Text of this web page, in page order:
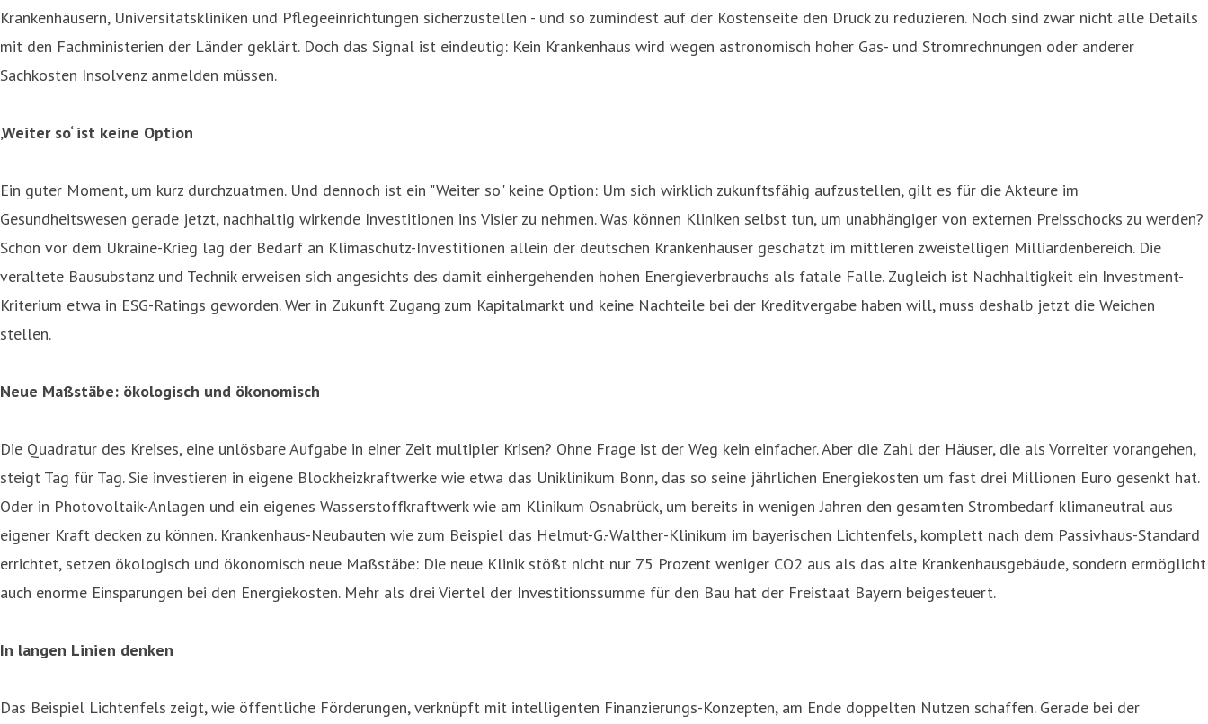
Krankenhäusern, Universitätskliniken und Pflegeeinrichtungen sicherzustellen - und so zumindest auf der Kostenseite den Druck zu reduzieren. Noch sind zwar nicht alle Details
mit den Fachministerien der Länder geklärt. Doch das Signal ist eindeutig: Kein Krankenhaus wird wegen astronomisch hoher Gas- und Stromrechnungen oder anderer
Sachkosten Insolvenz anmelden müssen.
‚Weiter so‘ ist keine Option
Ein guter Moment, um kurz durchzuatmen. Und dennoch ist ein "Weiter so" keine Option: Um sich wirklich zukunftsfähig aufzustellen, gilt es für die Akteure im
Gesundheitswesen gerade jetzt, nachhaltig wirkende Investitionen ins Visier zu nehmen. Was können Kliniken selbst tun, um unabhängiger von externen Preisschocks zu werden?
Schon vor dem Ukraine-Krieg lag der Bedarf an Klimaschutz-Investitionen allein der deutschen Krankenhäuser geschätzt im mittleren zweistelligen Milliardenbereich. Die
veraltete Bausubstanz und Technik erweisen sich angesichts des damit einhergehenden hohen Energieverbrauchs als fatale Falle. Zugleich ist Nachhaltigkeit ein Investment-
Kriterium etwa in ESG-Ratings geworden. Wer in Zukunft Zugang zum Kapitalmarkt und keine Nachteile bei der Kreditvergabe haben will, muss deshalb jetzt die Weichen
stellen.
Neue Maßstäbe: ökologisch und ökonomisch
Die Quadratur des Kreises, eine unlösbare Aufgabe in einer Zeit multipler Krisen? Ohne Frage ist der Weg kein einfacher. Aber die Zahl der Häuser, die als Vorreiter vorangehen,
steigt Tag für Tag. Sie investieren in eigene Blockheizkraftwerke wie etwa das Uniklinikum Bonn, das so seine jährlichen Energiekosten um fast drei Millionen Euro gesenkt hat.
Oder in Photovoltaik-Anlagen und ein eigenes Wasserstoffkraftwerk wie am Klinikum Osnabrück, um bereits in wenigen Jahren den gesamten Strombedarf klimaneutral aus
eigener Kraft decken zu können. Krankenhaus-Neubauten wie zum Beispiel das Helmut-G.-Walther-Klinikum im bayerischen Lichtenfels, komplett nach dem Passivhaus-Standard
errichtet, setzen ökologisch und ökonomisch neue Maßstäbe: Die neue Klinik stößt nicht nur 75 Prozent weniger CO2 aus als das alte Krankenhausgebäude, sondern ermöglicht
auch enorme Einsparungen bei den Energiekosten. Mehr als drei Viertel der Investitionssumme für den Bau hat der Freistaat Bayern beigesteuert.
In langen Linien denken
Das Beispiel Lichtenfels zeigt, wie öffentliche Förderungen, verknüpft mit intelligenten Finanzierungs-Konzepten, am Ende doppelten Nutzen schaffen. Gerade bei der